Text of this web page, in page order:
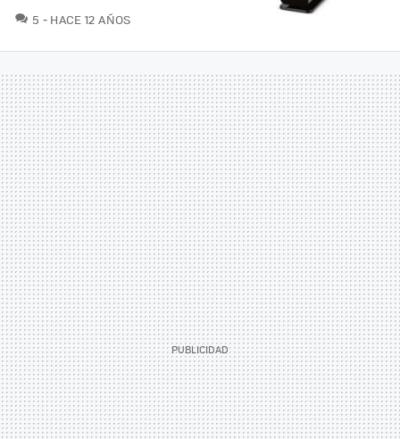
5 COMENTARIOS
HACE 12 AÑOS